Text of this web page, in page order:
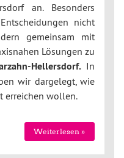
an. Besonders
nicht
gemeinsam mit
Lösungen zu
Hellersdorf.In
wir dargelegt, wie
erreichen wollen.
Weiterlesen »